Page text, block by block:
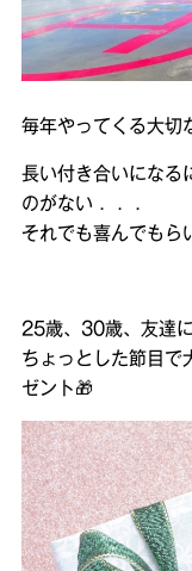
毎年やってくる大切
長い付き合いになる
のがない．．．
それでも喜んでもら
25歳、30歳、友達
ちょっとした節目で
ゼント🎁